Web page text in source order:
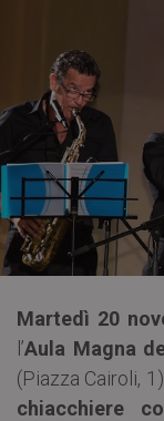
Martedì 20
l’Aula Magna
(Piazza Cairoli,
chiacchiere